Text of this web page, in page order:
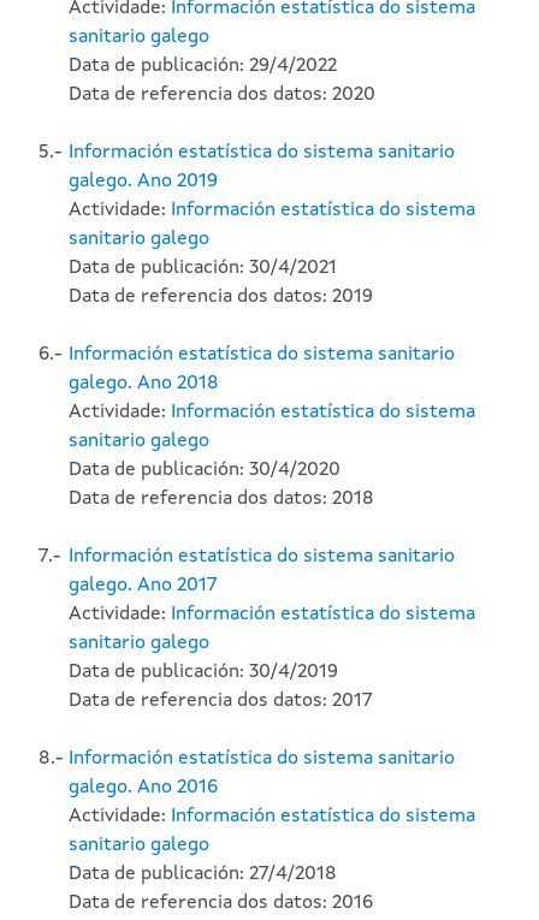
Actividade: Información estatística do sistema
sanitario galego
Data de publicación: 29/4/2022
Data de referencia dos datos: 2020
5.- Información estatística do sistema sanitario
galego. Ano 2019
Actividade: Información estatística do sistema
sanitario galego
Data de publicación: 30/4/2021
Data de referencia dos datos: 2019
6.- Información estatística do sistema sanitario
galego. Ano 2018
Actividade: Información estatística do sistema
sanitario galego
Data de publicación: 30/4/2020
Data de referencia dos datos: 2018
7.- Información estatística do sistema sanitario
galego. Ano 2017
Actividade: Información estatística do sistema
sanitario galego
Data de publicación: 30/4/2019
Data de referencia dos datos: 2017
8.- Información estatística do sistema sanitario
galego. Ano 2016
Actividade: Información estatística do sistema
sanitario galego
Data de publicación: 27/4/2018
Data de referencia dos datos: 2016